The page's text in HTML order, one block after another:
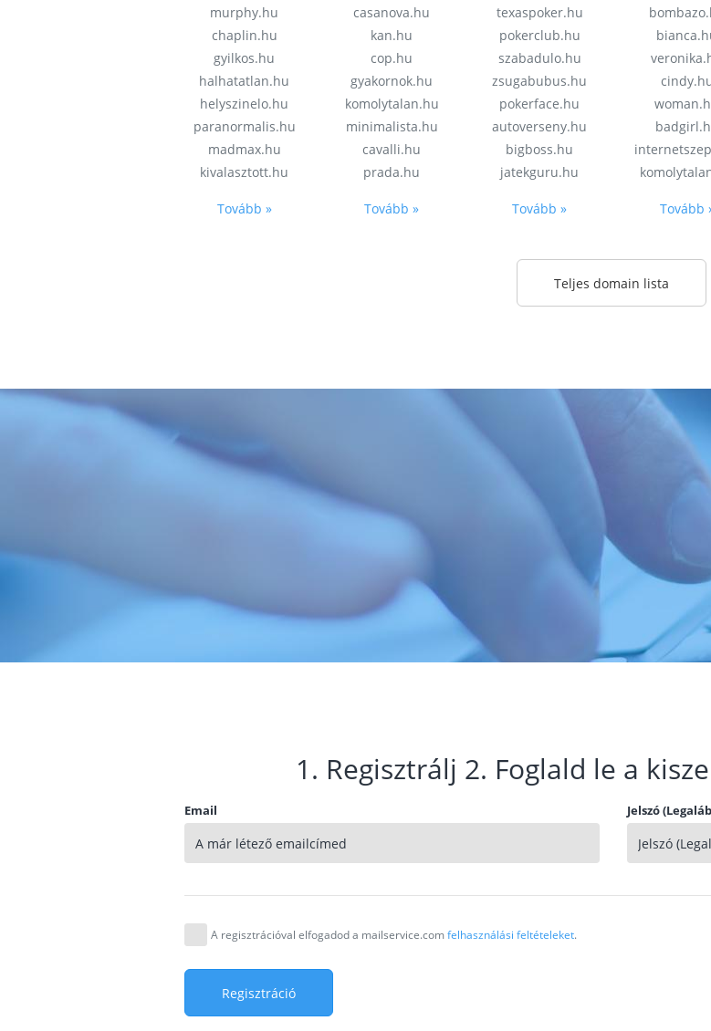
murphy.hu
chaplin.hu
gyilkos.hu
halhatatlan.hu
helyszinelo.hu
paranormalis.hu
madmax.hu
kivalasztott.hu
Tovább »
casanova.hu
kan.hu
cop.hu
gyakornok.hu
komolytalan.hu
minimalista.hu
cavalli.hu
prada.hu
Tovább »
texaspoker.hu
pokerclub.hu
szabadulo.hu
zsugabubus.hu
pokerface.hu
autoverseny.hu
bigboss.hu
jatekguru.hu
Tovább » Tovább
Teljes domain lista
1. Regisztrálj 2. Foglald le a
Email Jelszó
A regisztrációval elfogadod a mailservice.comfelhasználási feltételeket.
Regisztráció